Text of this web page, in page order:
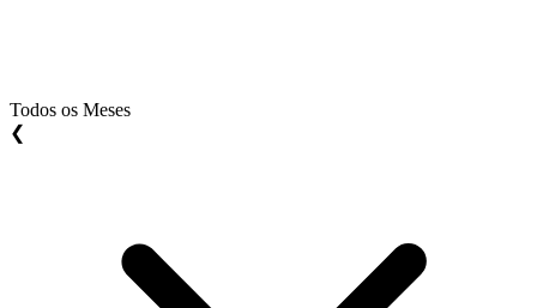
Todos os Meses
❮